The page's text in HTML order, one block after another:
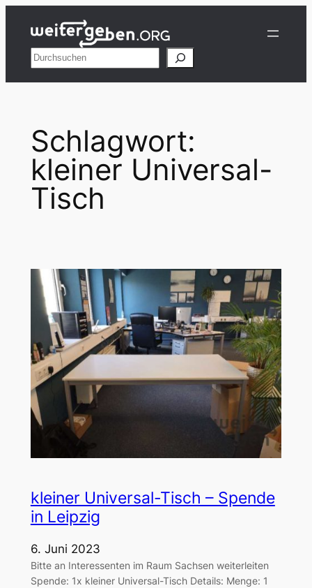
Inhalt
springenSuchen
Schlagwort:
kleiner Universal-
Tisch
kleiner Universal-Tisch – Spende
in Leipzig
6. Juni 2023
Bitte an Interessenten im Raum Sachsen weiterleiten
Spende: 1x kleiner Universal-Tisch Details: Menge: 1